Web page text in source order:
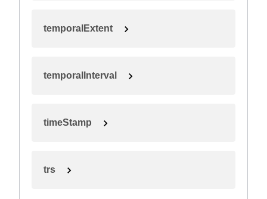
temporalExtent
temporalInterval
timeStamp
trs